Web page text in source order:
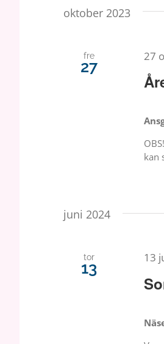
oktober 2023
fre
27
27
kan
juni 2024
tor
13
13